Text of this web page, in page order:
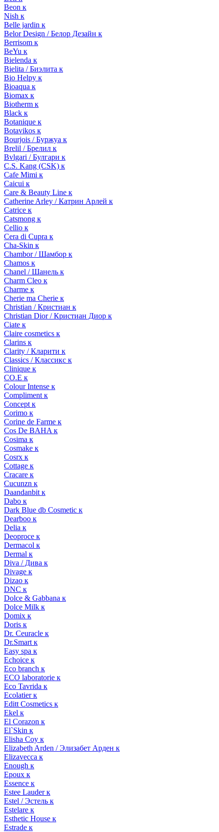
Beon к
Nish к
Belle jardin к
Belor Design / Белор Дезайн к
Berrisom к
BeYu к
Bielenda к
Bielita / Биэлита к
Bio Helpy к
Bioaqua к
Biomax к
Biotherm к
Black к
Botanique к
Botavikos к
Bourjois / Буржуа к
Brelil / Брелил к
Bvlgari / Булгари к
C.S. Kang (CSK) к
Cafe Mimi к
Caicui к
Care & Beauty Line к
Catherine Arley / Катрин Арлей к
Catrice к
Catsmong к
Cellio к
Cera di Cupra к
Cha-Skin к
Chambor / Шамбор к
Chamos к
Chanel / Шанель к
Charm Cleo к
Charme к
Cherie ma Cherie к
Christian / Кристиан к
Christian Dior / Кристиан Диор к
Ciate к
Claire cosmetics к
Clarins к
Clarity / Кларити к
Classics / Классикс к
Clinique к
CO.E к
Colour Intense к
Compliment к
Concept к
Corimo к
Corine de Farme к
Cos De BAHA к
Cosima к
Cosmake к
Cosrx к
Cottage к
Cracare к
Cucunzn к
Daandanbit к
Dabo к
Dark Blue db Cosmetic к
Dearboo к
Delia к
Deoproce к
Dermacol к
Dermal к
Diva / Дива к
Divage к
Dizao к
DNC к
Dolce & Gabbana к
Dolce Milk к
Domix к
Doris к
Dr. Ceuracle к
Dr.Smart к
Easy spa к
Echoice к
Eco branch к
ECO laboratorie к
Eco Tavrida к
Ecolatier к
Editt Cosmetics к
Ekel к
El Corazon к
El`Skin к
Elisha Coy к
Elizabeth Arden / Элизабет Арден к
Elizavecca к
Enough к
Epoux к
Essence к
Estee Lauder к
Estel / Эстель к
Estelare к
Esthetic House к
Estrade к